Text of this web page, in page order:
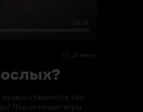
29:14
29 минут
становятся там
Что отличает игры